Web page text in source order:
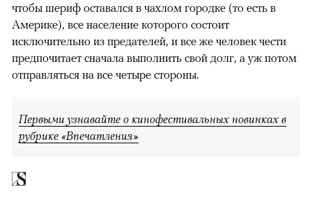
чтобы шериф оставался в чахлом городке (то есть в
Америке), все население которого состоит
исключительно из предателей, и все же человек чести
предпочитает сначала выполнить свой долг, а уж потом
отправляться на все четыре стороны.
Первыми узнавайте о кинофестивальных новинках в
рубрике «Впечатления»